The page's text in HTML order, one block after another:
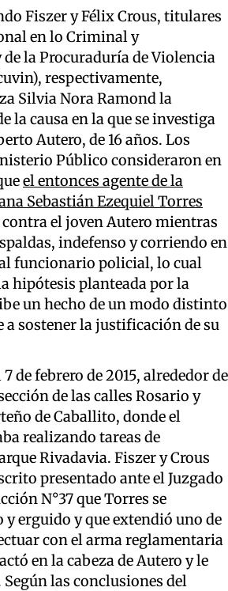
Fiszer y Félix Crous, titulares
en lo Criminal y
de la Procuraduría de Violencia
respectivamente,
Silvia Nora Ramond la
la causa en la que se investiga
Autero, de 16 años. Los
Público consideraron en
el entonces agente de la
Sebastián Ezequiel Torres
el joven Autero mientras
indefenso y corriendo en
funcionario policial, lo cual
hipótesis planteada por la
un hecho de un modo distinto
sostener la justificación de su
de febrero de 2015, alrededor de
de las calles Rosario y
de Caballito, donde el
realizando tareas de
Rivadavia. Fiszer y Crous
presentado ante el Juzgado
N°37 que Torres se
erguido y que extendió uno de
con el arma reglamentaria
en la cabeza de Autero y le
las conclusiones del